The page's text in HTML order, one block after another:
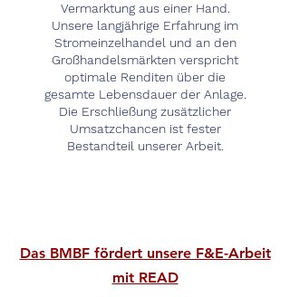
Vermarktung aus einer Hand.
Unsere langjährige Erfahrung im
Stromeinzelhandel und an den
Großhandelsmärkten verspricht
optimale Renditen über die
gesamte Lebensdauer der Anlage.
Die Erschließung zusätzlicher
Umsatzchancen ist fester
Bestandteil unserer Arbeit.
Das BMBF fördert unsere F&E-Arbeit
mit READ